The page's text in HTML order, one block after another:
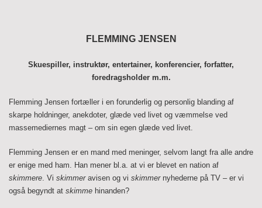
FLEMMING JENSEN
Skuespiller, instruktør, entertainer, konferencier, forfatter,
foredragsholder m.m.
Flemming Jensen fortæller i en forunderlig og personlig blanding af
skarpe holdninger, anekdoter, glæde ved livet og væmmelse ved
massemediernes magt – om sin egen glæde ved livet.
Flemming Jensen er en mand med meninger, selvom langt fra alle andre
er enige med ham. Han mener bl.a. at vi er blevet en nation af
skimmere. Vi skimmeravisen og vi skimmernyhederne på TV – er vi
også begyndt at skimme hinanden?